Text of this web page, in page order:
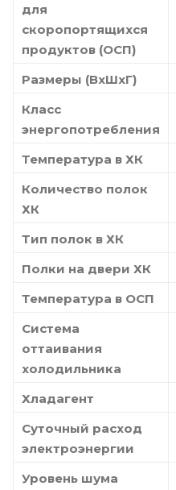
для
скоропортящихся
продуктов (ОСП)
Размеры (ВхШхГ)
Класс
энергопотребления
Температура в ХК
Количество полок
ХК
Тип полок в ХК
Полки на двери ХК
Температура в ОСП
Система
оттаивания
холодильника
Хладагент
Суточный расход
электроэнергии
Уровень шума